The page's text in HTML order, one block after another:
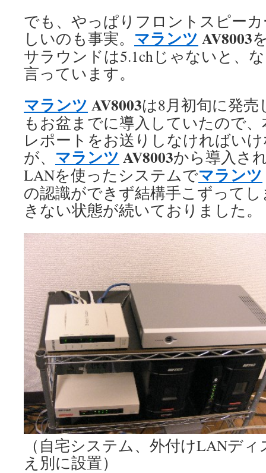
でも、やっぱりフロントスピー
しいのも事実。 マランツ AV8003
サラウンドは5.1chじゃないと、
言っています。
マランツ AV8003は8月初旬に発
もお盆までに導入していたので
レポートをお送りしなければい
が、 マランツ AV8003から導入さ
LANを使ったシステムでマランツ
の認識ができず結構手こずって
きない状態が続いておりました。
（自宅システム、外付けLANデ
え別に設置）